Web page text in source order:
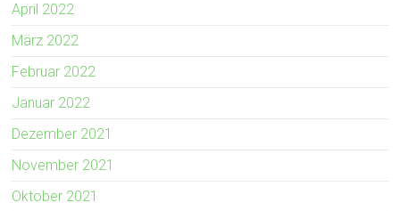
April 2022
März 2022
Februar 2022
Januar 2022
Dezember 2021
November 2021
Oktober 2021